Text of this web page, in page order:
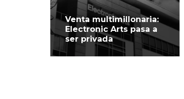
Venta multimillonaria:
Electronic Arts pasa a
ser privada